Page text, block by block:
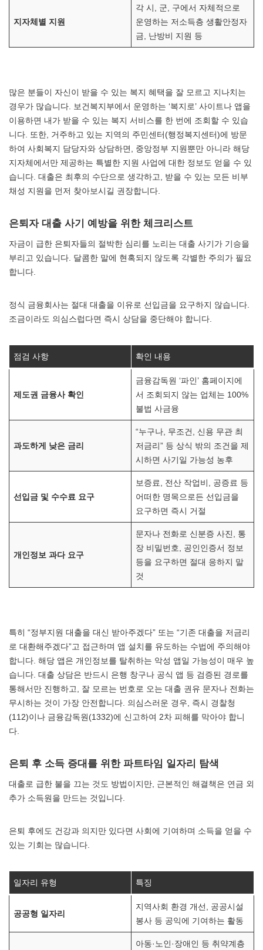
지자체별 지원
각 시, 군, 구에서 자체적으로
운영하는 저소득층 생활안정자
금, 난방비 지원 등
많은 분들이 자신이 받을 수 있는 복지 혜택을 잘 모르고 지나치는
경우가 많습니다. 보건복지부에서 운영하는 ‘복지로’ 사이트나 앱을
이용하면 내가 받을 수 있는 복지 서비스를 한 번에 조회할 수 있습
니다. 또한, 거주하고 있는 지역의 주민센터(행정복지센터)에 방문
하여 사회복지 담당자와 상담하면, 중앙정부 지원뿐만 아니라 해당
지자체에서만 제공하는 특별한 지원 사업에 대한 정보도 얻을 수 있
습니다. 대출은 최후의 수단으로 생각하고, 받을 수 있는 모든 비부
채성 지원을 먼저 찾아보시길 권장합니다.
은퇴자 대출 사기 예방을 위한 체크리스트
자금이 급한 은퇴자들의 절박한 심리를 노리는 대출 사기가 기승을
부리고 있습니다. 달콤한 말에 현혹되지 않도록 각별한 주의가 필요
합니다.
정식 금융회사는 절대 대출을 이유로 선입금을 요구하지 않습니다.
조금이라도 의심스럽다면 즉시 상담을 중단해야 합니다.
점검 사항 확인 내용
제도권 금융사 확인
금융감독원 ‘파인’ 홈페이지에
서 조회되지 않는 업체는 100%
불법 사금융
과도하게 낮은 금리
“누구나, 무조건, 신용 무관 최
저금리” 등 상식 밖의 조건을 제
시하면 사기일 가능성 농후
선입금 및 수수료 요구
보증료, 전산 작업비, 공증료 등
어떠한 명목으로든 선입금을
요구하면 즉시 거절
개인정보 과다 요구
문자나 전화로 신분증 사진, 통
장 비밀번호, 공인인증서 정보
등을 요구하면 절대 응하지 말
것
특히 “정부지원 대출을 대신 받아주겠다” 또는 “기존 대출을 저금리
로 대환해주겠다”고 접근하며 앱 설치를 유도하는 수법에 주의해야
합니다. 해당 앱은 개인정보를 탈취하는 악성 앱일 가능성이 매우 높
습니다. 대출 상담은 반드시 은행 창구나 공식 앱 등 검증된 경로를
통해서만 진행하고, 잘 모르는 번호로 오는 대출 권유 문자나 전화는
무시하는 것이 가장 안전합니다. 의심스러운 경우, 즉시 경찰청
(112)이나 금융감독원(1332)에 신고하여 2차 피해를 막아야 합니
다.
은퇴 후 소득 증대를 위한 파트타임 일자리 탐색
대출로 급한 불을 끄는 것도 방법이지만, 근본적인 해결책은 연금 외
추가 소득원을 만드는 것입니다.
은퇴 후에도 건강과 의지만 있다면 사회에 기여하며 소득을 얻을 수
있는 기회는 많습니다.
일자리 유형 특징
공공형 일자리
지역사회 환경 개선, 공공시설
봉사 등 공익에 기여하는 활동
아동·노인·장애인 등 취약계층